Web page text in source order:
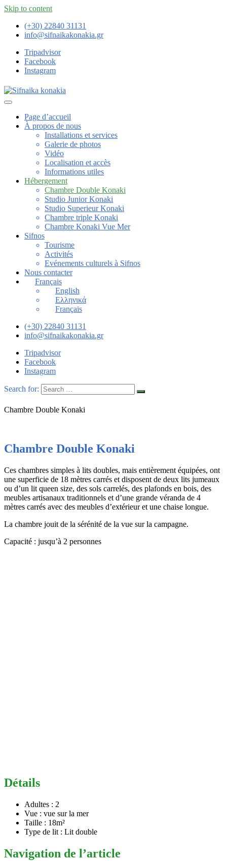
Skip to content
(+30) 22840 31131
info@sifnaikakonakia.gr
Tripadvisor
Facebook
Instagram
Page d’accueil
À propos de nous
Installations et services
Galerie de photos
Vidéo
Localisation et accès
Informations utiles
Hébergement
Chambre Double Konaki
Studio Junior Konaki
Studio Superieur Konaki
Chambre triple Konaki
Chambre Konaki Vue Mer
Sifnos
Tourisme
Activités
Evénements culturels à Sifnos
Nous contacter
Français
English
Ελληνικά
Français
(+30) 22840 31131
info@sifnaikakonakia.gr
Tripadvisor
Facebook
Instagram
Search for:
Chambre Double Konaki
Chambre Double Konaki
Ces chambres simples à lits doubles, mais entièrement équipées, ont
une superficie de 18 mètres carrés et disposent de deux lits jumeaux
ou d’un lit queen size, des sols carrelés, des plafonds en bois, des
meubles artisanaux traditionnels et d’une grande véranda de 4
mètres carrés avec des meubles d’extérieur et une chaise longue.
La chambre jouit de la sérénité de la vue sur la campagne.
Capacité : jusqu’à 2 personnes
Détails
Adultes : 2
Vue : vue sur la mer
Taille : 18m²
Type de lit : Lit double
Navigation de l’article